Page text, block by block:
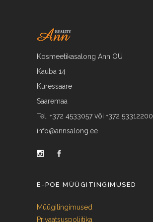
Kosmeetikasalong Ann OÜ
Kauba 14
Kuressaare
Saaremaa
Tel. +372 4533057 või +372 53312200
info@annsalong.ee
E-POE MÜÜGITINGIMUSED
Müügitingimused
Privaatsuspoliitika